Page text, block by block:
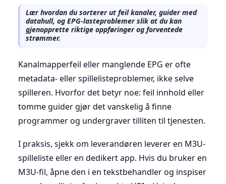
Lær hvordan du sorterer ut feil kanaler, guider med
datahull, og EPG-lasteproblemer slik at du kan
gjenopprette riktige oppføringer og forventede
strømmer.
Kanalmapperfeil eller manglende EPG er ofte
metadata- eller spillelisteproblemer, ikke selve
spilleren. Hvorfor det betyr noe: feil innhold eller
tomme guider gjør det vanskelig å finne
programmer og undergraver tilliten til tjenesten.
I praksis, sjekk om leverandøren leverer en M3U-
spilleliste eller en dedikert app. Hvis du bruker en
M3U-fil, åpne den i en tekstbehandler og inspiser